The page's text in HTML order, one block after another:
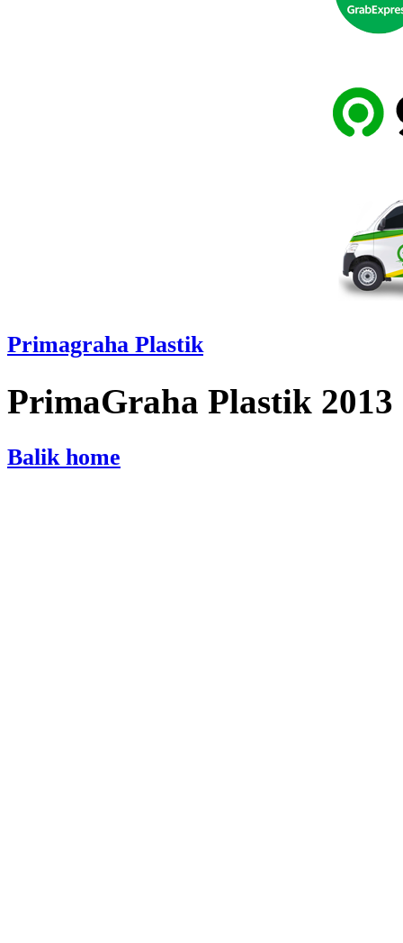
Primagraha Plastik
PrimaGraha Plastik 2013
Balik home